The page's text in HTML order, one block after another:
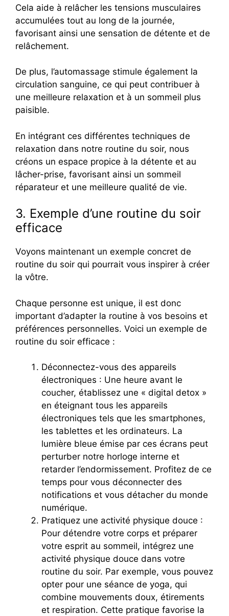
Cela aide à relâcher les tensions musculaires
accumulées tout au long de la journée,
favorisant ainsi une sensation de détente et de
relâchement.
De plus, l’automassage stimule également la
circulation sanguine, ce qui peut contribuer à
une meilleure relaxation et à un sommeil plus
paisible.
En intégrant ces différentes techniques de
relaxation dans notre routine du soir, nous
créons un espace propice à la détente et au
lâcher-prise, favorisant ainsi un sommeil
réparateur et une meilleure qualité de vie.
3. Exemple d’une routine du soir
efficace
Voyons maintenant un exemple concret de
routine du soir qui pourrait vous inspirer à créer
la vôtre.
Chaque personne est unique, il est donc
important d’adapter la routine à vos besoins et
préférences personnelles. Voici un exemple de
routine du soir efficace :
Déconnectez-vous des appareils
électroniques : Une heure avant le
coucher, établissez une « digital detox »
en éteignant tous les appareils
électroniques tels que les smartphones,
les tablettes et les ordinateurs. La
lumière bleue émise par ces écrans peut
perturber notre horloge interne et
retarder l’endormissement. Profitez de ce
temps pour vous déconnecter des
notifications et vous détacher du monde
numérique.
Pratiquez une activité physique douce :
Pour détendre votre corps et préparer
votre esprit au sommeil, intégrez une
activité physique douce dans votre
routine du soir. Par exemple, vous pouvez
opter pour une séance de yoga, qui
combine mouvements doux, étirements
et respiration. Cette pratique favorise la